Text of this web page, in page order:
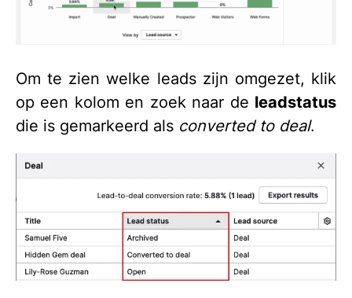
Om te zien welke leads zijn omgezet, klik
op een kolom en zoek naar de leadstatus
die is gemarkeerd als converted to deal.